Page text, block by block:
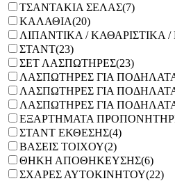
ΤΣΑΝΤΑΚΙΑ ΣΕΛΑΣ(7)
ΚΑΛΑΘΙΑ(20)
ΛΙΠΑΝΤΙΚΑ / ΚΑΘΑΡΙΣΤΙΚΑ
ΣΤΑΝΤ(23)
ΣΕΤ ΛΑΣΠΩΤΗΡΕΣ(23)
ΛΑΣΠΩΤΗΡΕΣ ΓΙΑ
ΛΑΣΠΩΤΗΡΕΣ ΓΙΑ
ΛΑΣΠΩΤΗΡΕΣ ΓΙΑ
ΕΞΑΡΤΗΜΑΤΑ
ΣΤΑΝΤ ΕΚΘΕΣΗΣ(4)
ΒΑΣΕΙΣ ΤΟΙΧΟΥ(2)
ΘΗΚΗ ΑΠΟΘΗΚΕΥΣΗΣ(6)
ΣΧΑΡΕΣ ΑΥΤΟΚΙΝΗΤΟΥ(22)